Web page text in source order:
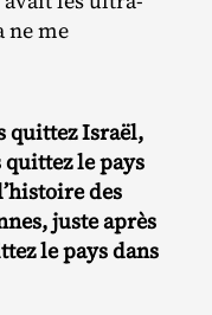
ne me
quittez Israël,
quittez le pays
des
juste après
le pays dans